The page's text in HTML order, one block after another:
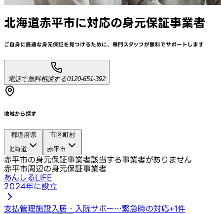
北海道赤平市に対応の身元保証事業者
ご自身に最適な身元保証を見つけるために、 専門スタッフが無料でサポートします
電話で無料相談する0120-651-392
地域から探す
都道府県
北海道
市区町村
赤平市
赤平市の身元保証事業者該当する事業者がありません
赤平市周辺の身元保証事業者
あんしるLIFE
2024年に設立
支払管理施設入居・入院サポー…緊急時の対応+1件